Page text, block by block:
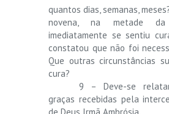
quantos dias, semanas,
novena, na metade
imediatamente se sentiu
constatou que não foi
Que outras circunstâncias
cura?
9 – Deve-se
graças recebidas pela